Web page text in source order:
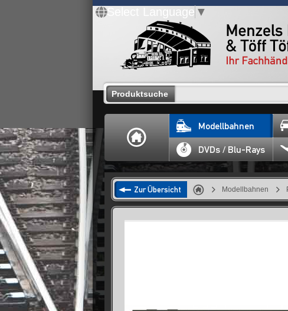
Select Language ▼
Produktsuche
Modellbahnen
DVDs / Blu-Rays
Zur Übersicht Modellbahnen